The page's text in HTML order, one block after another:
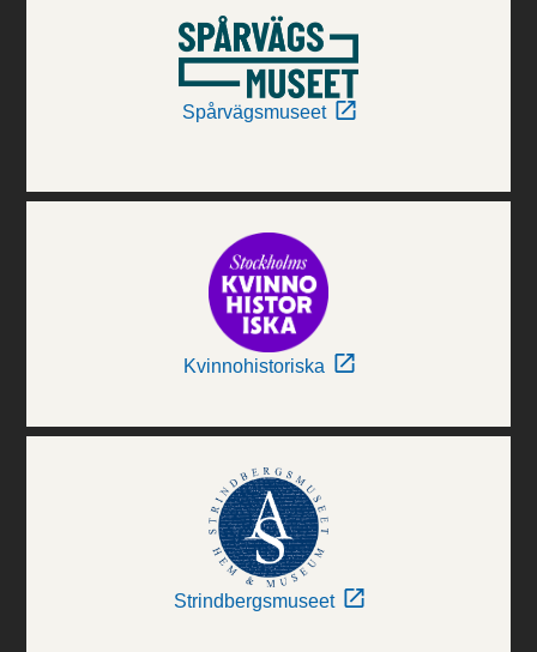
Spårvägsmuseet
Kvinnohistoriska
Strindbergsmuseet